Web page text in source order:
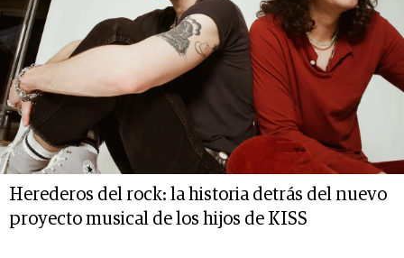
Herederos del rock: la historia detrás del nuevo
proyecto musical de los hijos de KISS